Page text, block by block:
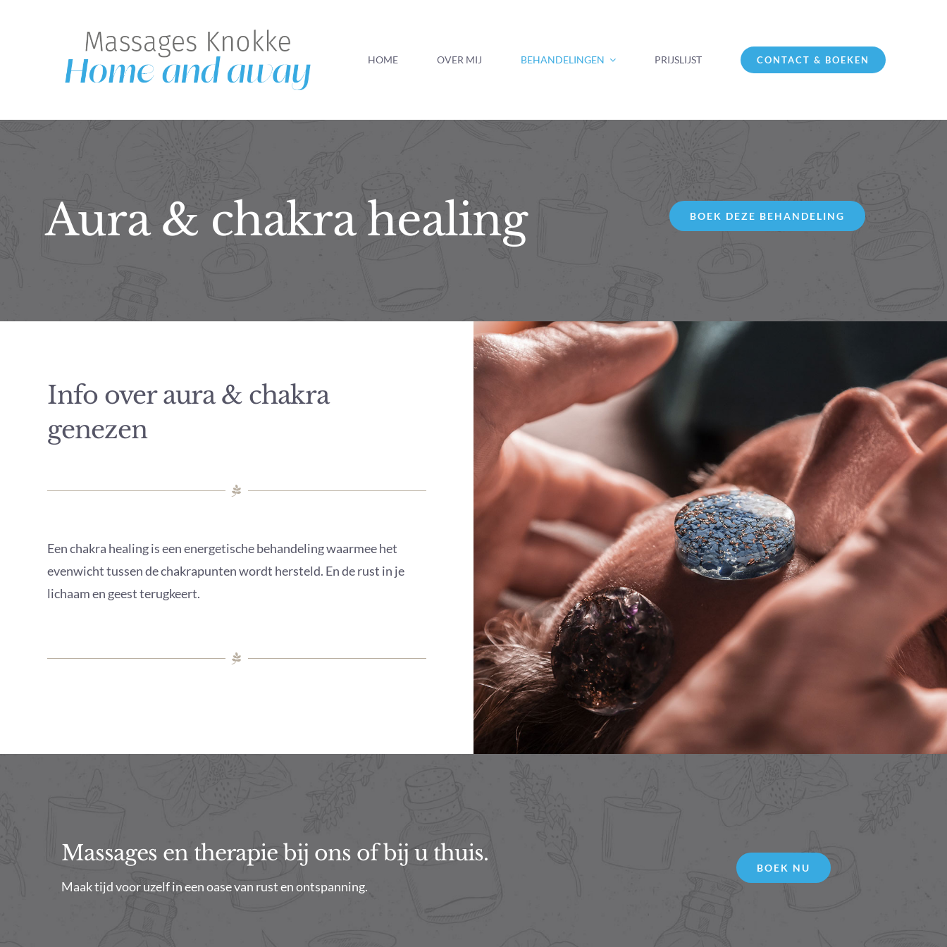
HOME OVER MIJ BEHANDELINGEN PRIJSLIJST CONTACT & BOEKEN
Aura & chakra healing BOEK DEZE BEHANDELING
Info over aura & chakra
genezen
Een chakra healing is een energetische behandeling waarmee het
evenwicht tussen de chakrapunten wordt hersteld. En de rust in je
lichaam en geest terugkeert.
Massages en therapie bij ons of bij u thuis.
Maak tijd voor uzelf in een oase van rust en ontspanning.
BOEK NU